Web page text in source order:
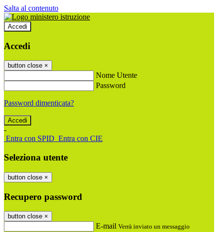
Salta al contenuto
Accedi
Accedi
button close ×
Nome Utente
Password
Password dimenticata?
-
Entra con SPID Entra con CIE
Seleziona utente
button close ×
Recupero password
button close ×
E-mail Verrà inviato un messaggio